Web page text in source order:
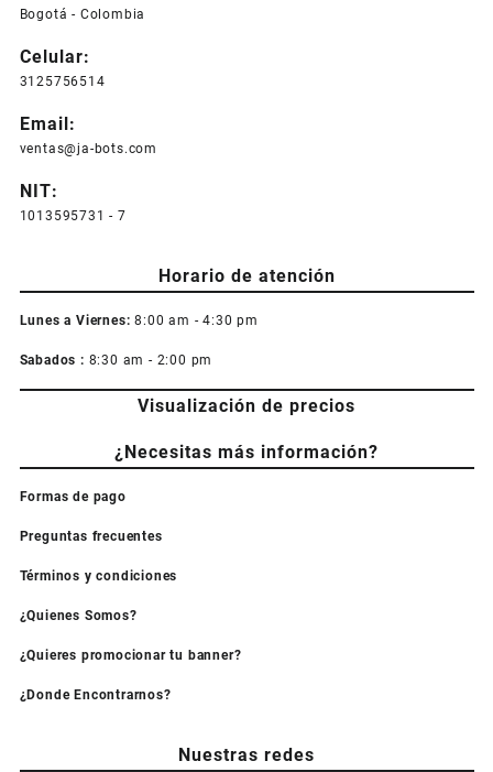
Bogotá - Colombia
Celular:
3125756514
Email:
ventas@ja-bots.com
NIT:
1013595731 - 7
Horario de atención
Lunes a Viernes: 8:00 am - 4:30 pm
Sabados : 8:30 am - 2:00 pm
Visualización de precios
¿Necesitas más información?
Formas de pago
Preguntas frecuentes
Términos y condiciones
¿Quienes Somos?
¿Quieres promocionar tu banner?
¿Donde Encontrarnos?
Nuestras redes